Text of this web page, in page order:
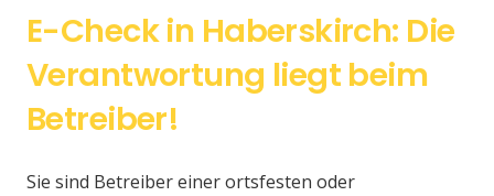
E-Check in Haberskirch: Die
Verantwortung liegt beim
Betreiber!
Sie sind Betreiber einer ortsfesten oder